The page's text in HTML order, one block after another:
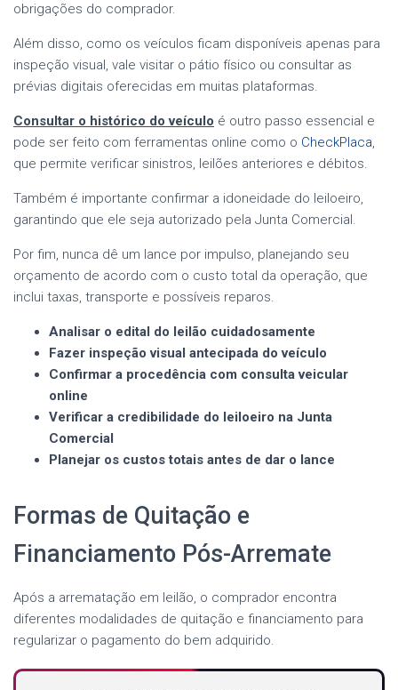
obrigações do comprador.
Além disso, como os veículos ficam disponíveis apenas para
inspeção visual, vale visitar o pátio físico ou consultar as
prévias digitais oferecidas em muitas plataformas.
Consultar o histórico do veículo é outro passo essencial e
pode ser feito com ferramentas online como o CheckPlaca,
que permite verificar sinistros, leilões anteriores e débitos.
Também é importante confirmar a idoneidade do leiloeiro,
garantindo que ele seja autorizado pela Junta Comercial.
Por fim, nunca dê um lance por impulso, planejando seu
orçamento de acordo com o custo total da operação, que
inclui taxas, transporte e possíveis reparos.
Analisar o edital do leilão cuidadosamente
Fazer inspeção visual antecipada do veículo
Confirmar a procedência com consulta veicular
online
Verificar a credibilidade do leiloeiro na Junta
Comercial
Planejar os custos totais antes de dar o lance
Formas de Quitação e
Financiamento Pós-Arremate
Após a arrematação em leilão, o comprador encontra
diferentes modalidades de quitação e financiamento para
regularizar o pagamento do bem adquirido.